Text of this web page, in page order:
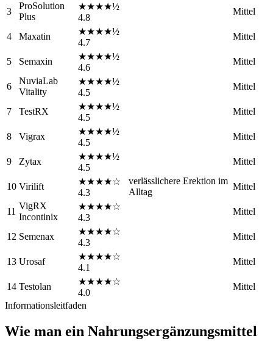
3
ProSolution
Plus
★★★★½
4.8
Mittel
4 Maxatin
★★★★½
4.7
Mittel
5 Semaxin
★★★★½
4.6
Mittel
6
NuviaLab
Vitality
★★★★½
4.5
Mittel
7 TestRX
★★★★½
4.5
Mittel
8 Vigrax
★★★★½
4.5
Mittel
9 Zytax
★★★★½
4.5
Mittel
10 Virilift
★★★★☆
4.3
verlässlichere Erektion im
Alltag
Mittel
11
VigRX
Incontinix
★★★★☆
4.3
Mittel
12 Semenax
★★★★☆
4.3
Mittel
13 Urosaf
★★★★☆
4.1
Mittel
14 Testolan
★★★★☆
4.0
Mittel
Informationsleitfaden
Wie man ein Nahrungsergänzungsmittel